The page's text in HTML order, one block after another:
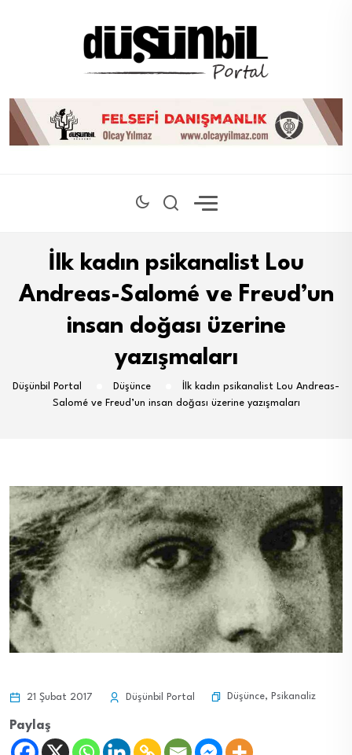
İlk kadın psikanalist Lou
Andreas-Salomé ve Freud’un
insan doğası üzerine
yazışmaları
Düşünbil Portal Düşünce
İlk kadın psikanalist Lou Andreas-
Salomé ve Freud’un insan doğası üzerine yazışmaları
21 Şubat 2017 Düşünbil Portal Düşünce, Psikanaliz
Paylaş